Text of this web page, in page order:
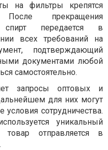
на фильтры крепятся
прекращения
спирт передается в
всех требований на
подтверждающий
документами любой
самостоятельно.
запросы оптовых и
для них могут
сотрудничества.
уникальный
отправляется в